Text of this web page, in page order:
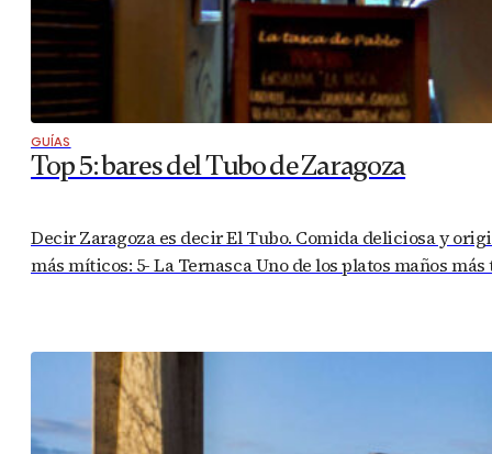
GUÍAS
Top 5: bares del Tubo de Zaragoza
Decir Zaragoza es decir El Tubo. Comida deliciosa y
más míticos: 5- La Ternasca Uno de los platos maños